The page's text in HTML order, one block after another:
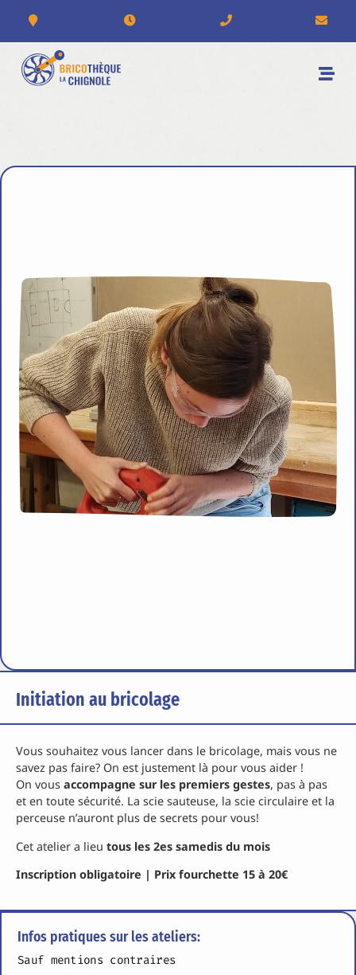
Initiation au bricolage
Vous souhaitez vous lancer dans le bricolage, mais vous ne
savez pas faire? On est justement là pour vous aider !
On vous accompagne sur les premiers gestes, pas à pas
et en toute sécurité. La scie sauteuse, la scie circulaire et la
perceuse n’auront plus de secrets pour vous!
Cet atelier a lieu tous les 2es samedis du mois
Inscription obligatoire | Prix fourchette 15 à 20€
Infos pratiques sur les ateliers:
Sauf mentions contraires